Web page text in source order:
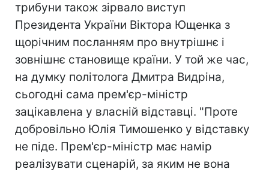
трибуни також зірвало виступ
Президента України Віктора Ющенка з
щорічним посланням про внутрішнє і
зовнішнє становище країни. У той же час,
на думку політолога Дмитра Видріна,
сьогодні сама прем'єр-міністр
зацікавлена у власній відставці. "Проте
добровільно Юлія Тимошенко у відставку
не піде. Прем'єр-міністр має намір
реалізувати сценарій, за яким не вона